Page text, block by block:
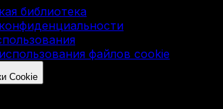
библиотека
файлов cookie
Cookie